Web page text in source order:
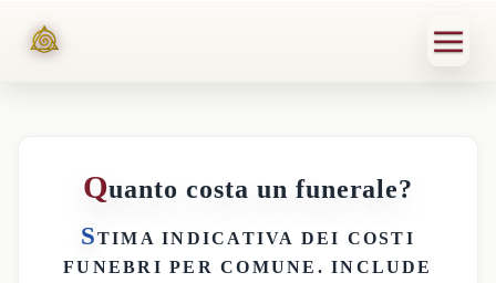
Quanto costa un funerale?
STIMA INDICATIVA DEI COSTI
FUNEBRI PER COMUNE . INCLUDE